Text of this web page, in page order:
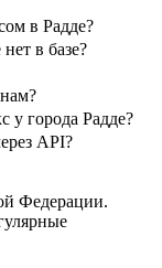
в Радде?
в базе?
у города Радде?
API?
Федерации.